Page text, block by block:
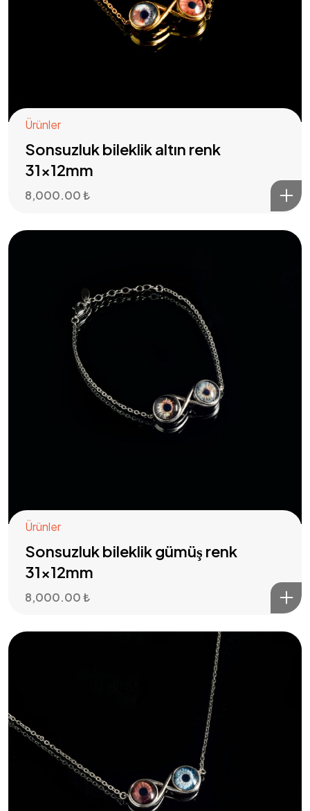
Ürünler
Sonsuzluk bileklik altın renk
31x12mm
8,000.00₺
Ürünler
Sonsuzluk bileklik gümüş renk
31x12mm
8,000.00₺